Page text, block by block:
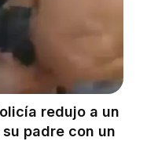
redujo a un
padre con un